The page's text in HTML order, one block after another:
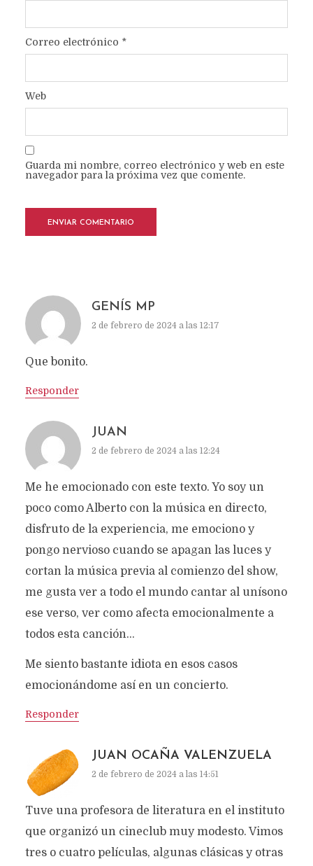
Correo electrónico *
Web
Guarda mi nombre, correo electrónico y web en este
navegador para la próxima vez que comente.
GENÍS MP
2 de febrero de 2024 a las 12:17
Que bonito.
Responder
JUAN
2 de febrero de 2024 a las 12:24
Me he emocionado con este texto. Yo soy un
poco como Alberto con la música en directo,
disfruto de la experiencia, me emociono y
pongo nervioso cuando se apagan las luces y
cortan la música previa al comienzo del show,
me gusta ver a todo el mundo cantar al unísono
ese verso, ver como afecta emocionalmente a
todos esta canción…
Me siento bastante idiota en esos casos
emocionándome así en un concierto.
Responder
JUAN OCAÑA VALENZUELA
2 de febrero de 2024 a las 14:51
Tuve una profesora de literatura en el instituto
que organizó un cineclub muy modesto. Vimos
tres o cuatro películas, algunas clásicas y otras